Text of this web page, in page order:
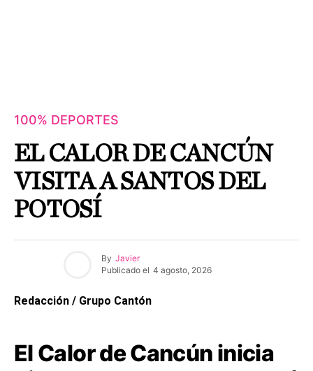
100% DEPORTES
EL CALOR DE CANCÚN
VISITA A SANTOS DEL
POTOSÍ
By Javier
Publicado el 4 agosto, 2026
Redacción / Grupo Cantón
El Calor de Cancún inicia